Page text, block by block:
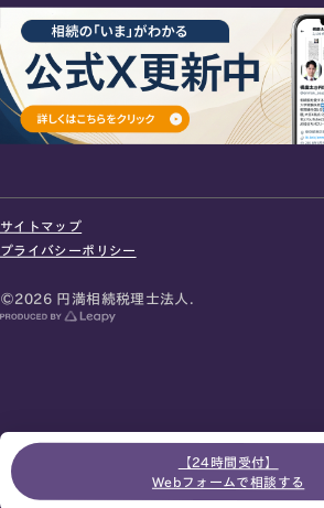
【24時間受付】
Webフォームで相談する
お急ぎの方は電話で面談予約
サイトマップ
プライバシーポリシー
©2026 円満相続税理士法人.